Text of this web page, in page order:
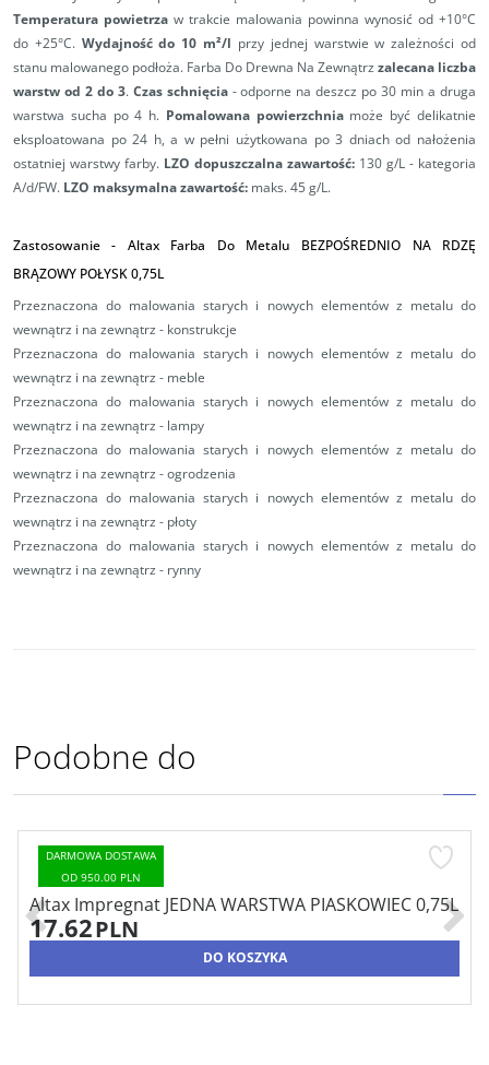
Temperatura powietrza w trakcie malowania powinna wynosić od +10°C
do +25°C. Wydajność do 10 m²/l przy jednej warstwie w zależności od
stanu malowanego podłoża. Farba Do Drewna Na Zewnątrz zalecana liczba
warstw od 2 do 3. Czas schnięcia- odporne na deszcz po 30 min a druga
warstwa sucha po 4 h. Pomalowana powierzchniamoże być delikatnie
eksploatowana po 24 h, a w pełni użytkowana po 3 dniach od nałożenia
ostatniej warstwy farby. LZO dopuszczalna zawartość: 130 g/L - kategoria
A/d/FW. LZO maksymalna zawartość: maks. 45 g/L.
Zastosowanie - Altax Farba Do Metalu BEZPOŚREDNIO NA RDZĘ
BRĄZOWY POŁYSK 0,75L
Przeznaczona do malowania starych i nowych elementów z metalu do
wewnątrz i na zewnątrz - konstrukcje
Przeznaczona do malowania starych i nowych elementów z metalu do
wewnątrz i na zewnątrz - meble
Przeznaczona do malowania starych i nowych elementów z metalu do
wewnątrz i na zewnątrz - lampy
Przeznaczona do malowania starych i nowych elementów z metalu do
wewnątrz i na zewnątrz - ogrodzenia
Przeznaczona do malowania starych i nowych elementów z metalu do
wewnątrz i na zewnątrz - płoty
Przeznaczona do malowania starych i nowych elementów z metalu do
wewnątrz i na zewnątrz - rynny
Podobne do
DARMOWA DOSTAWA
OD 950.00 PLN
Altax Impregnat JEDNA WARSTWA PIASKOWIEC 0,75L
17.62PLN
DO KOSZYKA